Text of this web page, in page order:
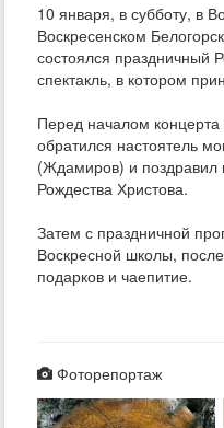
10 января, в субботу, в
Воскресенском
состоялся праздничный
спектакль, в котором
Перед началом
обратился настоятель
(Ждамиров) и поздравил
Рождества Христова.
Затем с праздничной
Воскресной школы,
подарков и чаепитие.
Фоторепортаж